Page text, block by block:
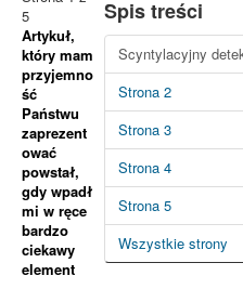
Spis treści
Scyntylacyjny
Strona 2
Strona 3
Strona 4
Strona 5
Wszystkie strony
5
Artykuł,
który mam
przyjemno
ść
Państwu
zaprezent
ować
powstał,
gdy wpadł
mi w ręce
bardzo
ciekawy
element